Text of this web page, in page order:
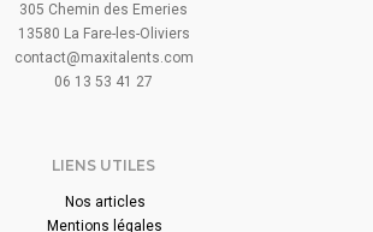
305 Chemin des Emeries
13580 La Fare-les-Oliviers
contact@maxitalents.com
06 13 53 41 27
LIENS UTILES
Nos articles
Mentions légales